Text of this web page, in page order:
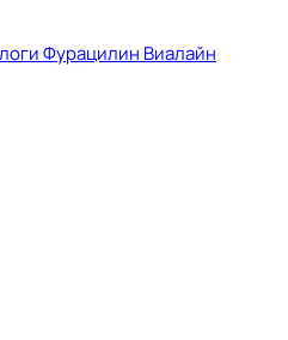
Фурацилин Виалайн